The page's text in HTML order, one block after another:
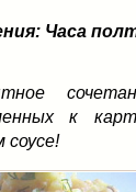
(8)
Часа
к
соусе!